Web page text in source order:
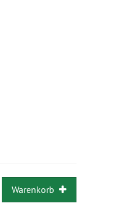
Warenkorb